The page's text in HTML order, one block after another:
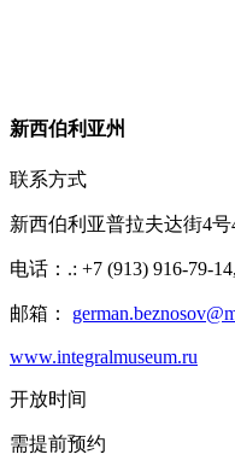
新西伯利亚州
联系方式
新西伯利亚普拉夫达街4号
电话：.: +7 (913) 916-79-
邮箱：
www.integralmuseum.ru
开放时间
需提前预约